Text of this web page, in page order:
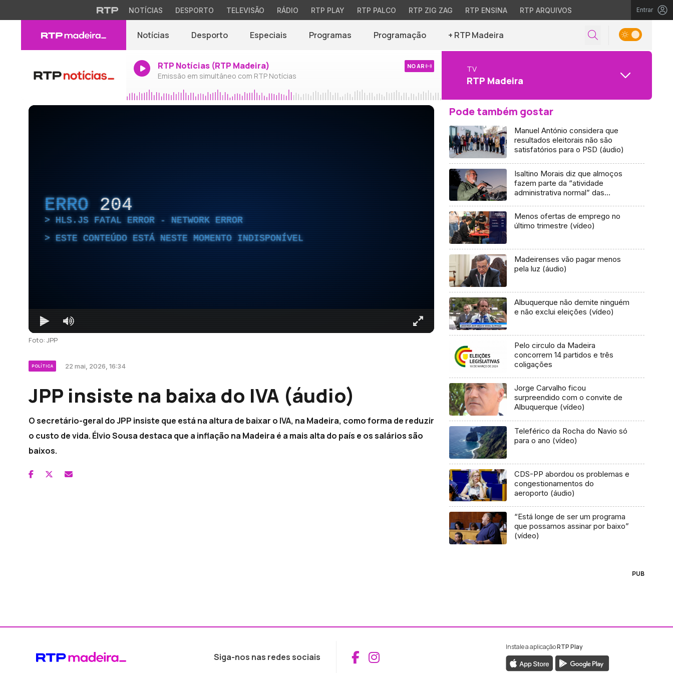
NOTÍCIAS DESPORTO TELEVISÃO RÁDIO RTP PLAY RTP PALCO RTP ZIG ZAG RTP ENSINA RTP ARQUIVOS Entrar
Notícias Desporto Especiais Programas Programação + RTP Madeira
RTP Notícias (RTP Madeira)
Emissão em simultâneo com RTP Notícias
NO AR TV
RTP Madeira
ERRO 204
HLS.JS FATAL ERROR - NETWORK ERROR
ESTE CONTEÚDO ESTÁ NESTE MOMENTO INDISPONÍVEL
Foto: JPP
POLÍTICA 22 mai, 2026, 16:34
JPP insiste na baixa do IVA (áudio)
O secretário-geral do JPP insiste que está na altura de baixar o IVA, na Madeira, como forma de reduzir
o custo de vida. Élvio Sousa destaca que a inflação na Madeira é a mais alta do país e os salários são
baixos.
Pode também gostar
Manuel António considera que
resultados eleitorais não são
satisfatórios para o PSD (áudio)
Isaltino Morais diz que almoços
fazem parte da “atividade
administrativa normal” das
Menos ofertas de emprego no
último trimestre (vídeo)
Madeirenses vão pagar menos
pela luz (áudio)
Albuquerque não demite ninguém
e não exclui eleições (vídeo)
Pelo circulo da Madeira
concorrem 14 partidos e três
coligações
Jorge Carvalho ficou
surpreendido com o convite de
Albuquerque (vídeo)
Teleférico da Rocha do Navio só
para o ano (vídeo)
CDS-PP abordou os problemas e
congestionamentos do
aeroporto (áudio)
“Está longe de ser um programa
que possamos assinar por baixo”
(vídeo)
PUB
Siga-nos nas redes sociais Aceder ao Facebook da RTP Madeira
Aceder ao Instagram da RTP Madeira
Instale a aplicaçãoRTP Play